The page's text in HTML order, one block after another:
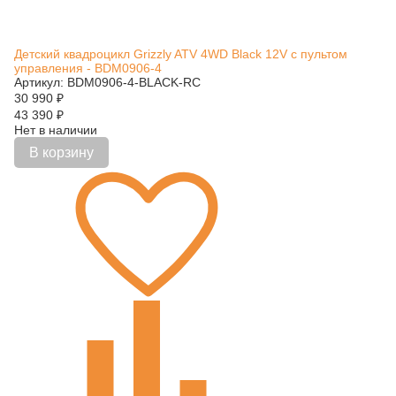
Детский квадроцикл Grizzly ATV 4WD Black 12V с пультом
управления - BDM0906-4
Артикул: BDM0906-4-BLACK-RC
30 990 ₽
43 390 ₽
Нет в наличии
В корзину